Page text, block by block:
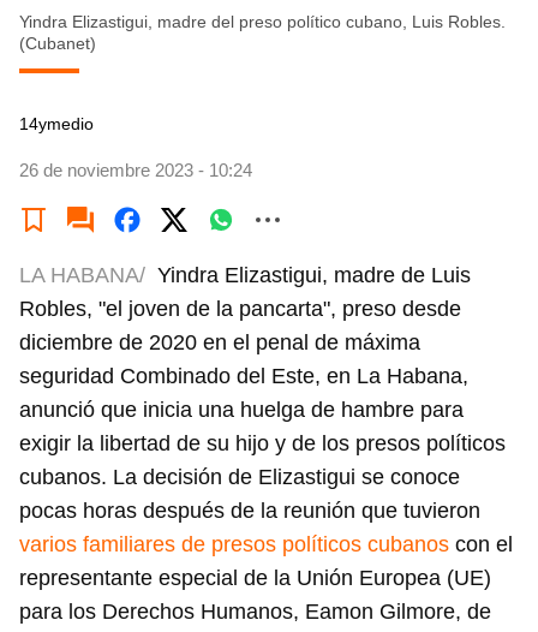
Yindra Elizastigui, madre del preso político cubano, Luis Robles.
(Cubanet)
14ymedio
26 de noviembre 2023 - 10:24
LA HABANA/ Yindra Elizastigui, madre de Luis
Robles, "el joven de la pancarta", preso desde
diciembre de 2020 en el penal de máxima
seguridad Combinado del Este, en La Habana,
anunció que inicia una huelga de hambre para
exigir la libertad de su hijo y de los presos políticos
cubanos. La decisión de Elizastigui se conoce
pocas horas después de la reunión que tuvieron
varios familiares de presos políticos cubanos con el
representante especial de la Unión Europea (UE)
para los Derechos Humanos, Eamon Gilmore, de